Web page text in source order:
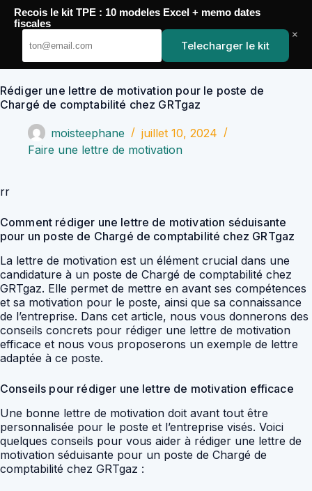
Passer
contenu
YoupiJobs
Rédiger une lettre de motivation pour le poste de
Chargé de comptabilité chez GRTgaz
moisteephane
juillet 10, 2024
Faire une lettre de motivation
rr
Comment rédiger une lettre de motivation séduisante
pour un poste de Chargé de comptabilité chez GRTgaz
La lettre de motivation est un élément crucial dans une
candidature à un poste de Chargé de comptabilité chez
GRTgaz. Elle permet de mettre en avant ses compétences
et sa motivation pour le poste, ainsi que sa connaissance
de l’entreprise. Dans cet article, nous vous donnerons des
conseils concrets pour rédiger une lettre de motivation
efficace et nous vous proposerons un exemple de lettre
adaptée à ce poste.
Conseils pour rédiger une lettre de motivation efficace
Une bonne lettre de motivation doit avant tout être
personnalisée pour le poste et l’entreprise visés. Voici
quelques conseils pour vous aider à rédiger une lettre de
motivation séduisante pour un poste de Chargé de
comptabilité chez GRTgaz :
Recois le kit TPE : 10 modeles Excel + memo dates
fiscales
Telecharger le kit
×